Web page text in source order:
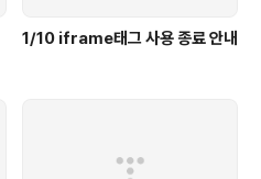
1/10 iframe태그 사용 종료 안내